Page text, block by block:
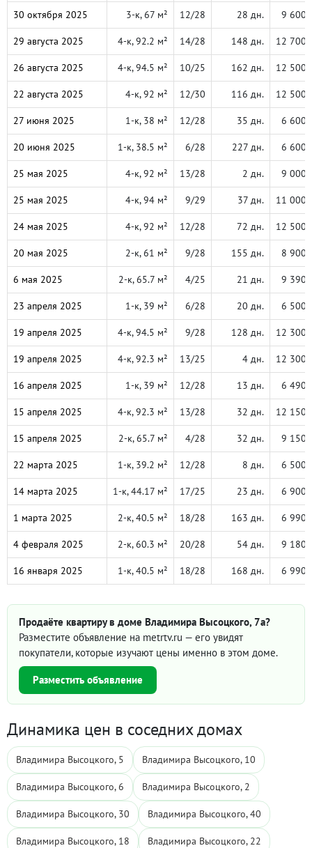
30 октября 2025 3-к, 67 м² 12/28 28 дн. 9 600
29 августа 2025 4-к, 92.2 м² 14/28 148 дн. 12 700
26 августа 2025 4-к, 94.5 м² 10/25 162 дн. 12 500
22 августа 2025 4-к, 92 м² 12/30 116 дн. 12 500
27 июня 2025 1-к, 38 м² 12/28 35 дн. 6 600
20 июня 2025 1-к, 38.5 м² 6/28 227 дн. 6 600
25 мая 2025 4-к, 92 м² 13/28 2 дн. 9 000
25 мая 2025 4-к, 94 м² 9/29 37 дн. 11 000
24 мая 2025 4-к, 92 м² 12/28 72 дн. 12 500
20 мая 2025 2-к, 61 м² 9/28 155 дн. 8 900
6 мая 2025 2-к, 65.7 м² 4/25 21 дн. 9 390
23 апреля 2025 1-к, 39 м² 6/28 20 дн. 6 500
19 апреля 2025 4-к, 94.5 м² 9/28 128 дн. 12 300
19 апреля 2025 4-к, 92.3 м² 13/25 4 дн. 12 300
16 апреля 2025 1-к, 39 м² 12/28 13 дн. 6 490
15 апреля 2025 4-к, 92.3 м² 13/28 32 дн. 12 150
15 апреля 2025 2-к, 65.7 м² 4/28 32 дн. 9 150
22 марта 2025 1-к, 39.2 м² 12/28 8 дн. 6 500
14 марта 2025 1-к, 44.17 м² 17/25 23 дн. 6 900
1 марта 2025 2-к, 40.5 м² 18/28 163 дн. 6 990
4 февраля 2025 2-к, 60.3 м² 20/28 54 дн. 9 180
16 января 2025 1-к, 40.5 м² 18/28 168 дн. 6 990
Продаёте квартиру в доме Владимира Высоцкого, 7а?
Разместите объявление на metrtv.ru — его увидят
покупатели, которые изучают цены именно в этом доме.
Разместить объявление
Динамика цен в соседних домах
Владимира Высоцкого, 5 Владимира Высоцкого, 10
Владимира Высоцкого, 6 Владимира Высоцкого, 2
Владимира Высоцкого, 30 Владимира Высоцкого, 40
Владимира Высоцкого, 18 Владимира Высоцкого, 22